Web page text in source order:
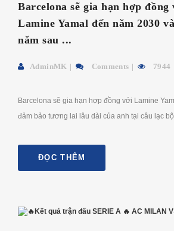
Barcelona sẽ gia hạn hợp đồng
Lamine Yamal đến năm 2030
năm sau ...
AdminMK Comments 7944
Barcelona sẽ gia hạn hợp đồng với Lamine
đảm bảo tương lai lâu dài của anh tại câu lạc
ĐỌC THÊM